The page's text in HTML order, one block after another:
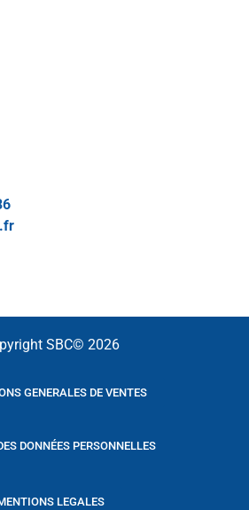
SBC© 2026
GENERALES DE VENTES
DONNÉES PERSONNELLES
LEGALES